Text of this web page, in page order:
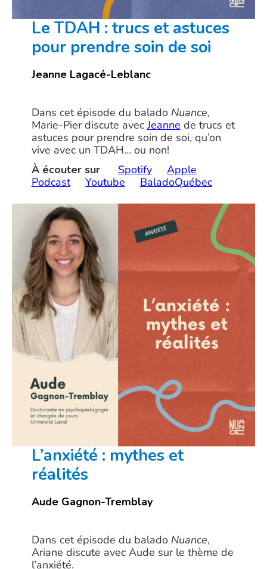
Le TDAH : trucs et astuces
pour prendre soin de soi
Jeanne Lagacé-Leblanc
Dans cet épisode du balado Nuance,
Marie-Pier discute avecJeanne de trucs et
astuces pour prendre soin de soi, qu’on
vive avec un TDAH… ou non!
À écouter sur Spotify
Apple
Podcast
Youtube BaladoQuébec
L’anxiété : mythes et
réalités
Aude Gagnon-Tremblay
Dans cet épisode du balado Nuance,
Ariane discute avec Aude sur le thème de
l’anxiété.